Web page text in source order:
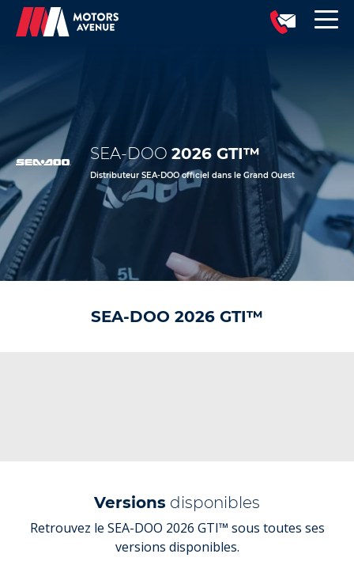
SEA-DOO 2026 GTI™
Distributeur SEA-DOO officiel dans le Grand Ouest
SEA-DOO 2026 GTI™
Versions disponibles
Retrouvez le SEA-DOO 2026 GTI™ sous toutes ses
versions disponibles.